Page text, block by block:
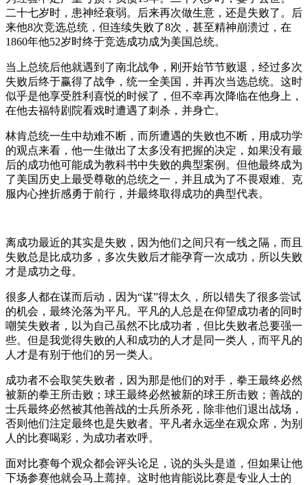
二十七岁时，患神经衰弱。后来再次做生意，还是失败了。后
来他8次竞选总统，但连续失败了8次，甚至精神崩溃过，在
1860年他52岁时终于竞选成功成为美国总统。
当上总统后他就遇到了南北战争，刚开始节节败退，经过多次
失败后终于赢得了战争，统一全美国，并再次当选总统。这时
似乎是他享受胜利喜悦的时候了，但不幸再次降临在他身上，
在他去福特剧院看戏时遭遇了刺杀，并身亡。
林肯总统一生中劫难不断，而所遭遇的失败也不断，用成功学
的观点来看，他一生做出了太多没有把握的决定，如果没有最
后的成功他可能成为教科书中失败的典型案例。但他最终成为
了美国历史上最受尊敬的总统之一，并且成为了不畏艰难、克
服内心挫折感勇于前行，并最终取得成功的典型代表。
离成功最近的其实是失败，因为他们之间只有一线之隔，而且
失败总是比成功多，多次失败后才能孕育一次成功，所以失败
才是成功之母。
很多人都在谋而后动，因为“谋”得太久，所以错失了很多尝试
的机会，最终沦落为平凡。平凡的人总是在仰望成功者的同时
嘲笑失败者，以为自己虽然不比成功者，但比失败者总要强一
些。但是我觉得失败的人和成功的人才是同一类人，而平凡的
人才是有别于他们的另一类人。
成功者不会取笑失败者，因为那是他们的对手，拳王最终必然
被新的拳王所击败；球王最终必然被新的球王所击败；善战的
士兵最终必然被其他善战的士兵所杀死，除非他们退出战场，
否则他们注定最终也是失败者。平凡者永远坐在观众席，为别
人的比赛喝彩，为成功者欢呼。
面对比赛每个观众都会评头论足，说的头头是道，但如果让他
下场参赛他就会马上蔫掉。这时他肯能说比赛是专业人士的